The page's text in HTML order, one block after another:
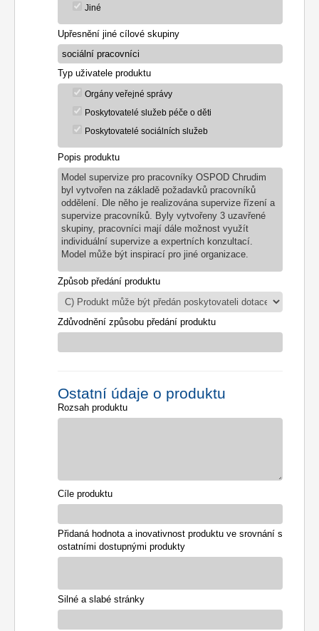
Jiné
Upřesnění jiné cílové skupiny
Typ uživatele produktu
Orgány veřejné správy
Poskytovatelé služeb péče o děti
Poskytovatelé sociálních služeb
Popis produktu
Model supervize pro pracovníky OSPOD Chrudim
byl vytvořen na základě požadavků pracovníků
oddělení. Dle něho je realizována supervize řízení a
supervize pracovníků. Byly vytvořeny 3 uzavřené
skupiny, pracovníci mají dále možnost využít
individuální supervize a expertních konzultací.
Model může být inspirací pro jiné organizace.
Způsob předání produktu
Zdůvodnění způsobu předání produktu
Ostatní údaje o produktu
Rozsah produktu
Cíle produktu
Přidaná hodnota a inovativnost produktu ve srovnání s
ostatními dostupnými produkty
Silné a slabé stránky